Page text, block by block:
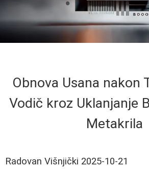
Obnova Usana nakon
Vodič kroz Uklanjanje
Metakrila
Radovan Višnjički 2025-10-21